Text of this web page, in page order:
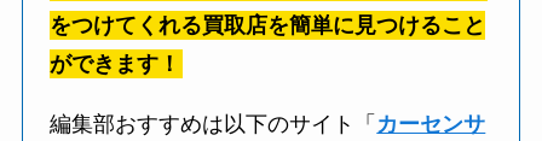
をつけてくれる買取店を簡単に見つけること
ができます！
編集部おすすめは以下のサイト「 カーセンサ